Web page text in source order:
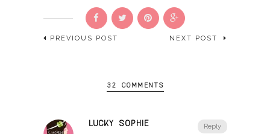
PREVIOUS POST NEXT POST
32 COMMENTS
Reply
LUCKY SOPHIE